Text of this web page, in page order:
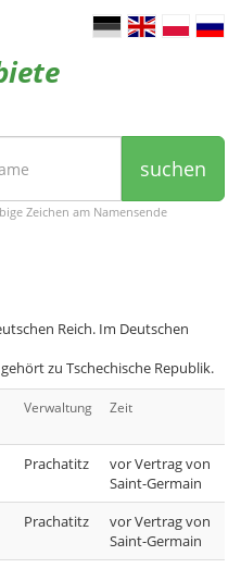
suchen
Zeichen am Namensende
Reich. Im Deutschen
zu Tschechische Republik.
Verwaltung Zeit
Prachatitz
vor Vertrag von
Saint-Germain
Prachatitz
vor Vertrag von
Saint-Germain